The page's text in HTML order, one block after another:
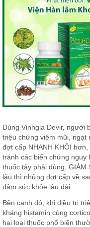
Dùng Vinhgia Devir, người
triệu chứng viêm mũi,
đợt cấp NHANH KHỎI hơn,
tránh các biến chứng
thuốc tây phải dùng, GIẢM
lâu thì những đợt cấp về
đảm sức khỏe lâu dài
Bên cạnh đó, khi điều trị
kháng histamin cùng
hai loại thuốc phổ biến